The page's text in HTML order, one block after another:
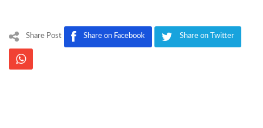
Share Post Share on Facebook Share on Twitter